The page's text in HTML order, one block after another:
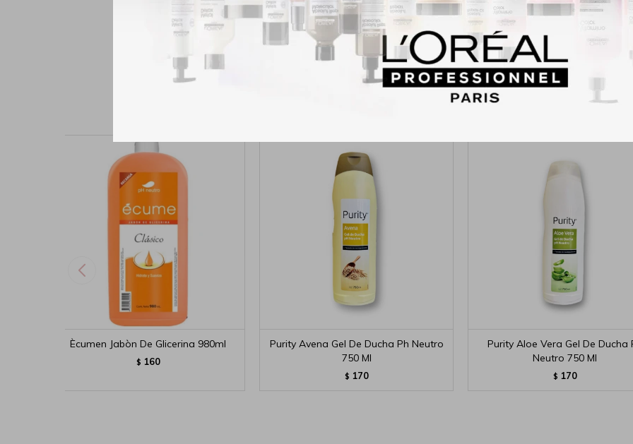
Ideal para pieles normales.
Para uso diario.
Productos que te pueden interesar
Ècumen Jabòn De Glicerina 980ml
$ 160
Purity Avena Gel De Ducha Ph Neutro
750 Ml
$ 170
Purity Aloe Vera Gel De Ducha
Neutro 750 Ml
$ 170